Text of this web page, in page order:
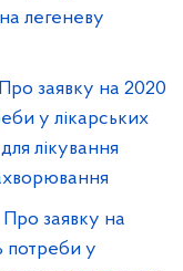
легеневу
заявку на 2020
у лікарських
лікування
заявку на
потреби у